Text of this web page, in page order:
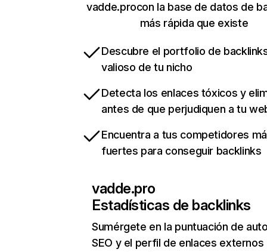
vadde.procon la base de datos de
más rápida que existe
Descubre el portfolio de
valioso de tu nicho
Detecta los enlaces tóxicos y
antes de que perjudiquen a tu
Encuentra a tus competidores
fuertes para conseguir backlinks
vadde.pro
Estadísticas de backlinks
Sumérgete en la puntuación de
SEO y el perfil de enlaces externos